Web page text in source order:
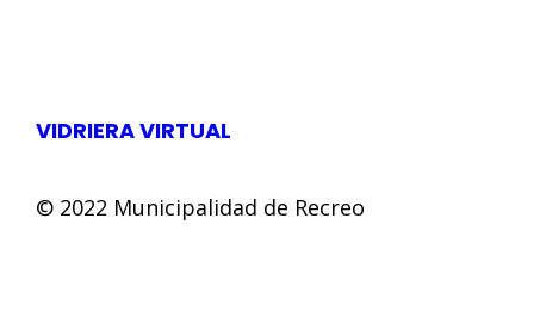
VIDRIERA VIRTUAL
© 2022 Municipalidad de Recreo